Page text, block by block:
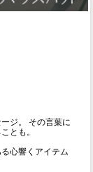
ジ。 その言葉に
とも。
心響くアイテム